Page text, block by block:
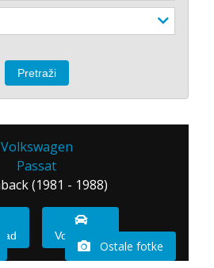
Volkswagen
Passat
(1981 - 1988)
Vozio sam
Ostale fotke